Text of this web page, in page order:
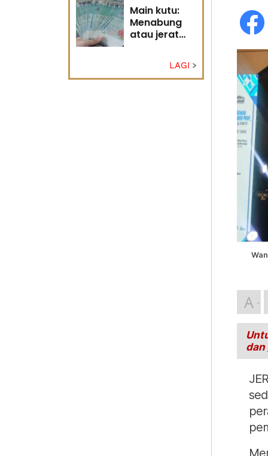
Main kutu:
Menabung
atau jerat
LAGI
A
dan